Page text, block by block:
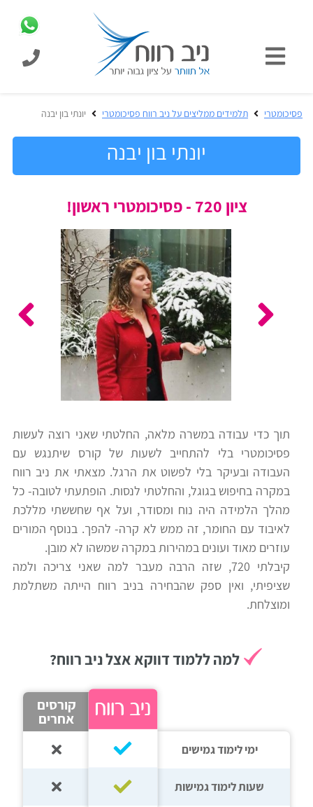
כניסת
תלמידים
לפסיכומטרי
מידע
כללי
קורסי
פסיכומטרי
תלמידים
ממליצים
המוצרים
מבית
רווח
בחינות
הכנה
לצה"ל
וחטיבות
ביניים
הכנה
למבחני
מיון
לעבודה
רווח
חיפוש
פסיכומטרי תלמידים ממליצים על ניב רווח פסיכומטרי יונתי בון יבנה
יונתי בון יבנה
ציון 720 - פסיכומטרי ראשון!
תוך כדי עבודה במשרה מלאה, החלטתי שאני רוצה לעשות
פסיכומטרי בלי להתחייב לשעות של קורס שיתנגש עם
העבודה ובעיקר בלי לפשוט את הרגל. מצאתי את ניב רווח
במקרה בחיפוש בגוגל, והחלטתי לנסות. הופתעתי לטובה- כל
מהלך הלמידה היה נוח ומסודר, ועל אף שחששתי מללכת
לאיבוד עם החומר, זה ממש לא קרה- להפך. בנוסף המורים
עוזרים מאוד ועונים במהירות במקרה שמשהו לא מובן.
קיבלתי 720, שזה הרבה מעבר למה שאני צריכה ולמה
שציפיתי, ואין ספק שהבחירה בניב רווח הייתה משתלמת
ומוצלחת.
למה ללמוד דווקא אצל ניב רווח?
ימי לימוד גמישים
שעות לימוד גמישות
קורסים
אחרים